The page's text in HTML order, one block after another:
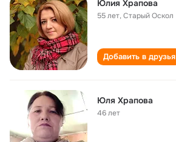
Юлия Храпова
55 лет,Старый Оскол
Добавить в друзья
Юля Храпова
46 лет